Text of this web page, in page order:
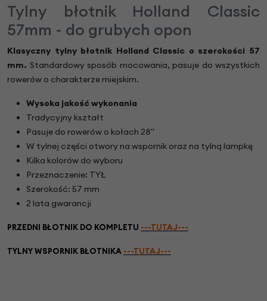
Tylny błotnik Holland Classic
57mm - do grubych opon
Klasyczny tylny błotnik Holland Classic o szerokości 57
mm. Standardowy sposób mocowania, pasuje do wszystkich
rowerów o charakterze miejskim.
Wysoka jakość wykonania
Tradycyjny kształt
Pasuje do rowerów o kołach 28"
W tylnej części otwory na wspornik oraz na tylną lampkę
Kilka kolorów do wyboru
Przeznaczenie: TYŁ
Szerokość: 57 mm
2 lata gwarancji
PRZEDNI BŁOTNIK DO KOMPLETU ---TUTAJ---
TYLNY WSPORNIK BŁOTNIKA ---TUTAJ---